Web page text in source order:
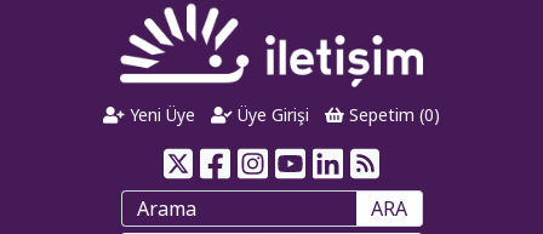
Yeni Üye Üye Girişi Sepetim (0)
ARA